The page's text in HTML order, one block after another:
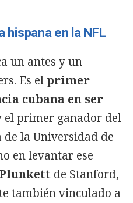
hispana en la NFL
un antes y un
Es el primer
cubana en ser
el primer ganador del
la Universidad de
en levantar ese
de Stanford,
también vinculado a